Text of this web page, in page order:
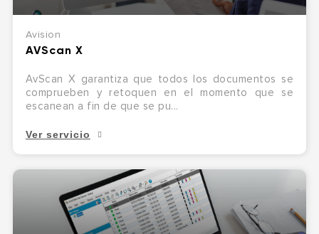
Avision
AVScan X
AvScan X garantiza que todos los documentos se
comprueben y retoquen en el momento que se
escanean a fin de que se pu...
Ver servicio